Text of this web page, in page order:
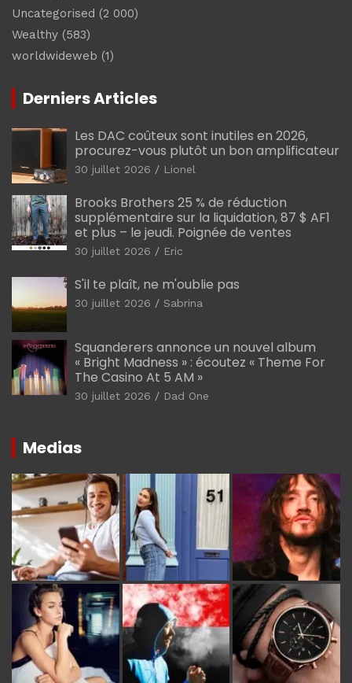
Uncategorised (2 000)
Wealthy (583)
worldwideweb (1)
Derniers Articles
Les DAC coûteux sont inutiles en 2026,
procurez-vous plutôt un bon amplificateur
30 juillet 2026 Lionel
Brooks Brothers 25 % de réduction
supplémentaire sur la liquidation, 87 $ AF1
et plus – le jeudi. Poignée de ventes
30 juillet 2026 Eric
S'il te plaît, ne m'oublie pas
30 juillet 2026 Sabrina
Squanderers annonce un nouvel album
« Bright Madness » : écoutez « Theme For
The Casino At 5 AM »
30 juillet 2026 Dad One
Medias